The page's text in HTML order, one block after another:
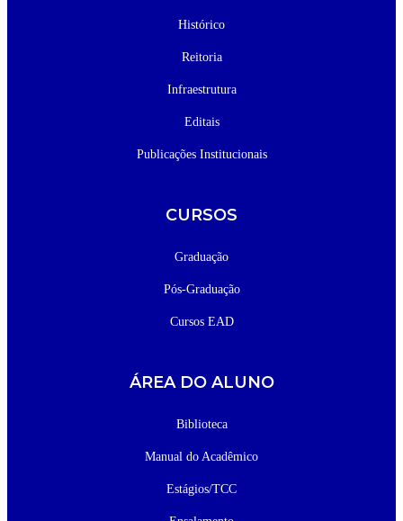
Histórico
Reitoria
Infraestrutura
Editais
Publicações Institucionais
CURSOS
Graduação
Pós-Graduação
Cursos EAD
ÁREA DO ALUNO
Biblioteca
Manual do Acadêmico
Estágios/TCC